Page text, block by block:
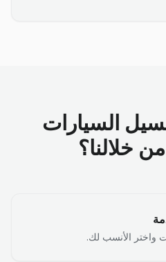
السيارات
خلالنا؟
واختر الأنسب لك.